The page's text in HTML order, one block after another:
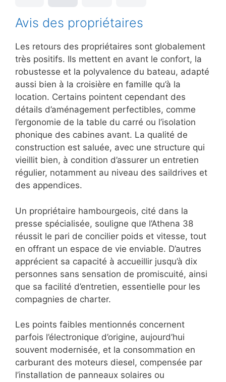
Avis des propriétaires
Les retours des propriétaires sont globalement
très positifs. Ils mettent en avant le confort, la
robustesse et la polyvalence du bateau, adapté
aussi bien à la croisière en famille qu’à la
location. Certains pointent cependant des
détails d’aménagement perfectibles, comme
l’ergonomie de la table du carré ou l’isolation
phonique des cabines avant. La qualité de
construction est saluée, avec une structure qui
vieillit bien, à condition d’assurer un entretien
régulier, notamment au niveau des saildrives et
des appendices.
Un propriétaire hambourgeois, cité dans la
presse spécialisée, souligne que l’Athena 38
réussit le pari de concilier poids et vitesse, tout
en offrant un espace de vie enviable. D’autres
apprécient sa capacité à accueillir jusqu’à dix
personnes sans sensation de promiscuité, ainsi
que sa facilité d’entretien, essentielle pour les
compagnies de charter.
Les points faibles mentionnés concernent
parfois l’électronique d’origine, aujourd’hui
souvent modernisée, et la consommation en
carburant des moteurs diesel, compensée par
l’installation de panneaux solaires ou